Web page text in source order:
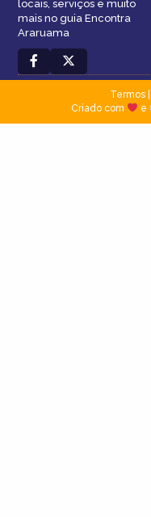
locais, serviços e muito
mais no guia Encontra
Araruama
Termos|
Criado com
e